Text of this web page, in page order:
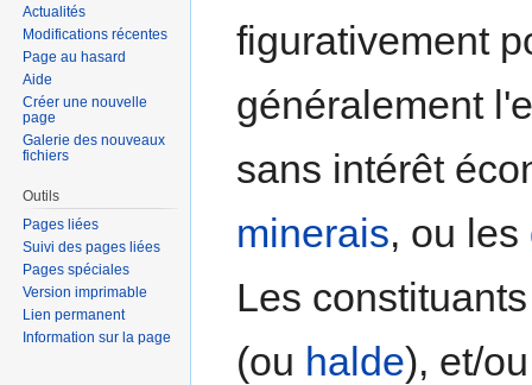
figurativement
généralement
sans intérêt
minerais, ou les
Les
(ou halde), et/
Actualités
Modifications récentes
Page au hasard
Aide
Créer une nouvelle
page
Galerie des nouveaux
fichiers
Outils
Pages liées
Suivi des pages liées
Pages spéciales
Version imprimable
Lien permanent
Information sur la page